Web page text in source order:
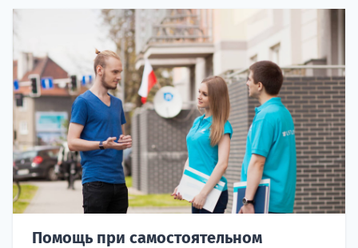
Помощь при самостоятельном